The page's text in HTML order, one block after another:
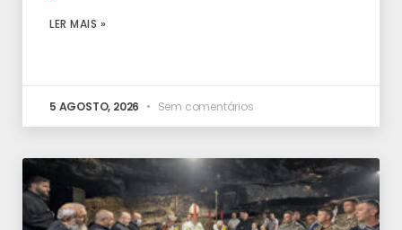
LER MAIS »
5 AGOSTO, 2026 Sem comentários